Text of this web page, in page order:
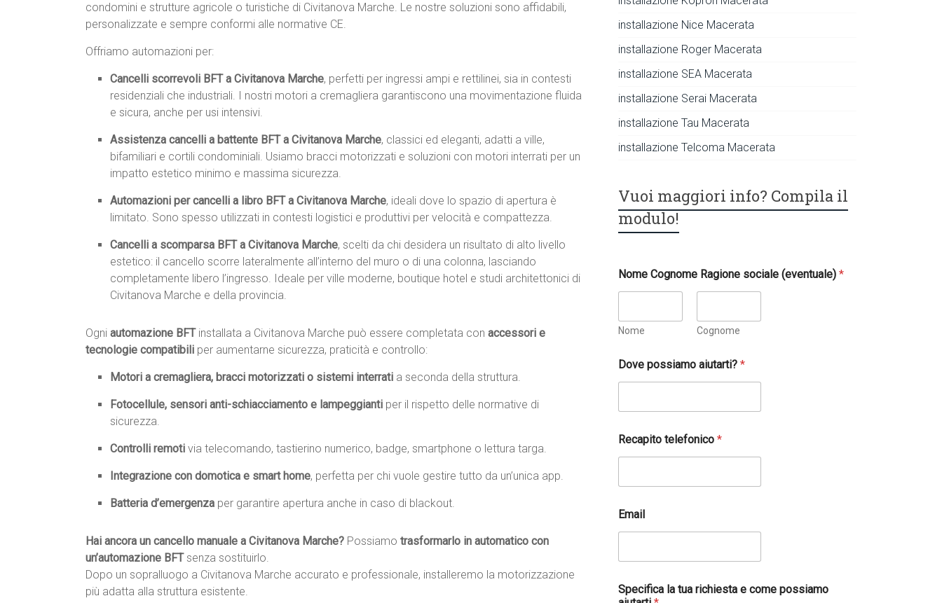
condomini e strutture agricole o turistiche di Civitanova Marche. Le nostre soluzioni sono affidabili,
personalizzate e sempre conformi alle normative CE.
Offriamo automazioni per:
Cancelli scorrevoli BFT a Civitanova Marche, perfetti per ingressi ampi e rettilinei, sia in contesti
residenziali che industriali. I nostri motori a cremagliera garantiscono una movimentazione fluida
e sicura, anche per usi intensivi.
Assistenza cancelli a battente BFT a Civitanova Marche, classici ed eleganti, adatti a ville,
bifamiliari e cortili condominiali. Usiamo bracci motorizzati e soluzioni con motori interrati per un
impatto estetico minimo e massima sicurezza.
Automazioni per cancelli a libro BFT a Civitanova Marche, ideali dove lo spazio di apertura è
limitato. Sono spesso utilizzati in contesti logistici e produttivi per velocità e compattezza.
Cancelli a scomparsa BFT a Civitanova Marche, scelti da chi desidera un risultato di alto livello
estetico: il cancello scorre lateralmente all’interno del muro o di una colonna, lasciando
completamente libero l’ingresso. Ideale per ville moderne, boutique hotel e studi architettonici di
Civitanova Marche e della provincia.
Ogni automazione BFTinstallata a Civitanova Marche può essere completata con accessori e
tecnologie compatibili per aumentarne sicurezza, praticità e controllo:
Motori a cremagliera, bracci motorizzati o sistemi interrati a seconda della struttura.
Fotocellule, sensori anti-schiacciamento e lampeggianti per il rispetto delle normative di
sicurezza.
Controlli remoti via telecomando, tastierino numerico, badge, smartphone o lettura targa.
Integrazione con domotica e smart home, perfetta per chi vuole gestire tutto da un’unica app.
Batteria d’emergenza per garantire apertura anche in caso di blackout.
Hai ancora un cancello manuale a Civitanova Marche? Possiamo trasformarlo in automatico con
un’automazione BFTsenza sostituirlo.
Dopo un sopralluogo a Civitanova Marche accurato e professionale, installeremo la motorizzazione
più adatta alla struttura esistente.
installazione Nice Macerata
installazione Roger Macerata
installazione SEA Macerata
installazione Serai Macerata
installazione Tau Macerata
installazione Telcoma Macerata
Vuoi maggiori info? Compila il
modulo!
Nome Cognome Ragione sociale (eventuale)*
Nome Cognome
Dove possiamo aiutarti?*
Recapito telefonico*
e
l
f
n
i
Email
Specifica la tua richiesta e come possiamo